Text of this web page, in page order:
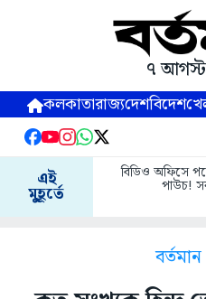
৭
কলকাতারাজ্যদেশবিদেশ
এই
মুহূর্তে
বিডিও অফিসে
পাউচ!
বর্তমান